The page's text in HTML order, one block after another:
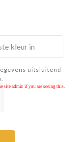
uitsluitend